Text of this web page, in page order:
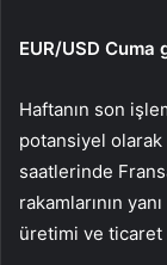
EUR/USD Cuma
Haftanın son
potansiyel
saatlerinde
rakamlarının
üretimi ve ticaret